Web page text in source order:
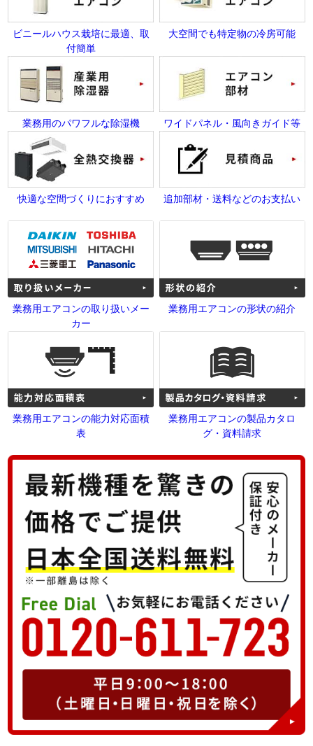
ビニールハウス栽培に最適、取
付簡単
大空間でも特定物の冷房可能
業務用のパワフルな除湿機 ワイドパネル・風向きガイド等
快適な空間づくりにおすすめ 追加部材・送料などのお支払い
業務用エアコンの取り扱いメー
カー
業務用エアコンの形状の紹介
業務用エアコンの能力対応面積
表
業務用エアコンの製品カタロ
グ・資料請求